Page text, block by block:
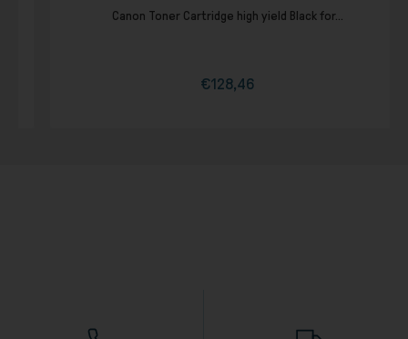
Canon Toner Cartridge high yield Black for...
Τιμή
€128,46